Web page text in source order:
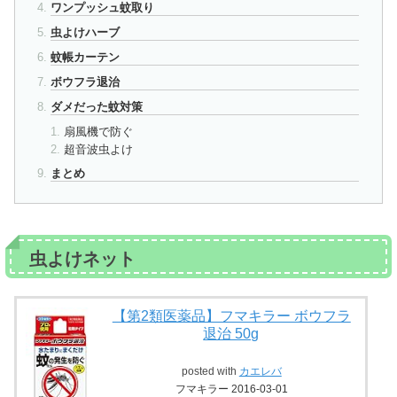
ワンプッシュ蚊取り
虫よけハーブ
蚊帳カーテン
ボウフラ退治
ダメだった蚊対策
扇風機で防ぐ
超音波虫よけ
まとめ
虫よけネット
【第2類医薬品】フマキラー ボウフラ
退治 50g
posted with カエレバ
フマキラー 2016-03-01